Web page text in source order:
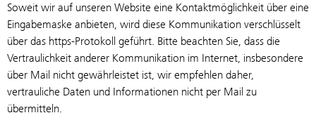
Soweit wir auf unseren Website eine Kontaktmöglichkeit über eine
Eingabemaske anbieten, wird diese Kommunikation verschlüsselt
über das https-Protokoll geführt. Bitte beachten Sie, dass die
Vertraulichkeit anderer Kommunikation im Internet, insbesondere
über Mail nicht gewährleistet ist, wir empfehlen daher,
vertrauliche Daten und Informationen nicht per Mail zu
übermitteln.